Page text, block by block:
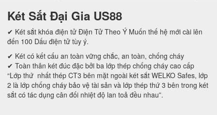
Két Sắt Đại Gia US88
✔ Két sắt khóa điện tử Điện Tử Theo Ý Muốn thế hệ mới cài lên
đến 100 Dấu điện tử tùy ý.
✔ Két có kết cấu an toàn vững chắc, an toàn, chống cháy
✔ Toàn thân két đúc đặc bởi ba lớp thép chống cháy cao cấp
“Lớp thứ nhất thép CT3 bên mặt ngoài két sắt WELKO Safes, lớp
2 là lớp chống cháy bảo vệ tài sản và lớp thép thứ 3 bên trong két
sắt có tác dụng cân đối nhiệt độ lan toả đều nhau”.